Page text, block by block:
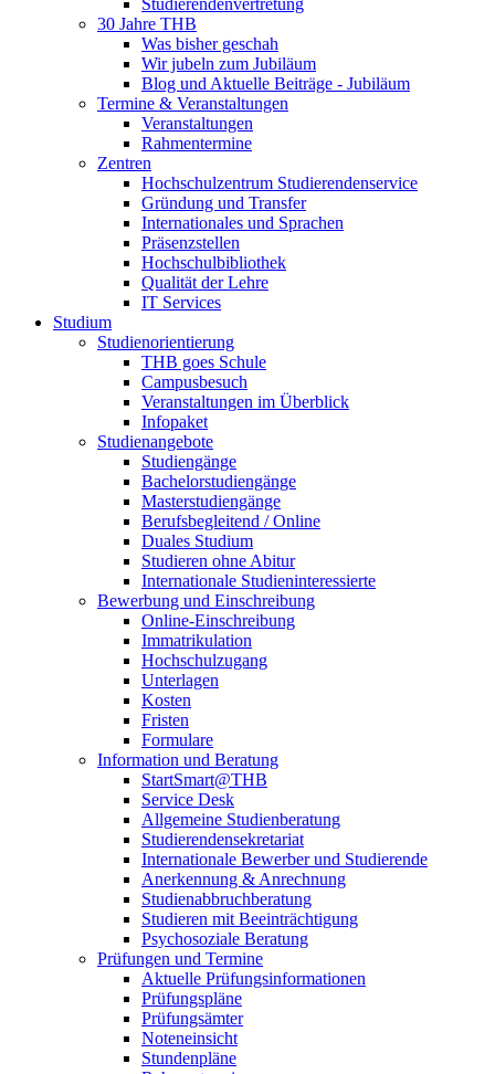
Studierendenvertretung
30 Jahre THB
Was bisher geschah
Wir jubeln zum Jubiläum
Blog und Aktuelle Beiträge - Jubiläum
Termine & Veranstaltungen
Veranstaltungen
Rahmentermine
Zentren
Hochschulzentrum Studierendenservice
Gründung und Transfer
Internationales und Sprachen
Präsenzstellen
Hochschulbibliothek
Qualität der Lehre
IT Services
Studium
Studienorientierung
THB goes Schule
Campusbesuch
Veranstaltungen im Überblick
Infopaket
Studienangebote
Studiengänge
Bachelorstudiengänge
Masterstudiengänge
Berufsbegleitend / Online
Duales Studium
Studieren ohne Abitur
Internationale Studieninteressierte
Bewerbung und Einschreibung
Online-Einschreibung
Immatrikulation
Hochschulzugang
Unterlagen
Kosten
Fristen
Formulare
Information und Beratung
StartSmart@THB
Service Desk
Allgemeine Studienberatung
Studierendensekretariat
Internationale Bewerber und Studierende
Anerkennung & Anrechnung
Studienabbruchberatung
Studieren mit Beeinträchtigung
Psychosoziale Beratung
Prüfungen und Termine
Aktuelle Prüfungsinformationen
Prüfungspläne
Prüfungsämter
Noteneinsicht
Stundenpläne